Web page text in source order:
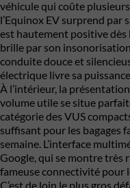
véhicule qui coûte
l’Equinox EV surprend par
est hautement positive dès
brille par son
conduite douce et
électrique livre sa
À l’intérieur, la
volume utile se situe
catégorie des VUS
suffisant pour les bagages
semaine. L’interface
Google, qui se montre très
fameuse connectivité pour
C’est de loin le plus gros